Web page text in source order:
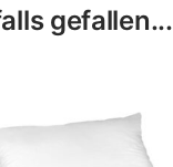
gefallen...